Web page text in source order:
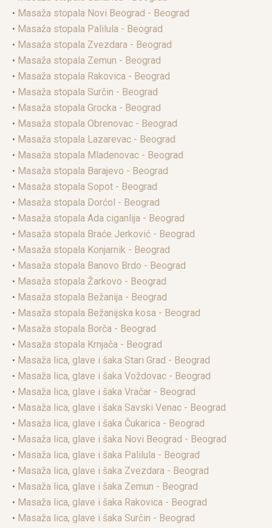
• Masaža stopala Novi Beograd - Beograd
• Masaža stopala Palilula - Beograd
• Masaža stopala Zvezdara - Beograd
• Masaža stopala Zemun - Beograd
• Masaža stopala Rakovica - Beograd
• Masaža stopala Surčin - Beograd
• Masaža stopala Grocka - Beograd
• Masaža stopala Obrenovac - Beograd
• Masaža stopala Lazarevac - Beograd
• Masaža stopala Mladenovac - Beograd
• Masaža stopala Barajevo - Beograd
• Masaža stopala Sopot - Beograd
• Masaža stopala Dorćol - Beograd
• Masaža stopala Ada ciganlija - Beograd
• Masaža stopala Braće Jerković - Beograd
• Masaža stopala Konjarnik - Beograd
• Masaža stopala Banovo Brdo - Beograd
• Masaža stopala Žarkovo - Beograd
• Masaža stopala Bežanija - Beograd
• Masaža stopala Bežanijska kosa - Beograd
• Masaža stopala Borča - Beograd
• Masaža stopala Krnjača - Beograd
• Masaža lica, glave i šaka Stari Grad - Beograd
• Masaža lica, glave i šaka Voždovac - Beograd
• Masaža lica, glave i šaka Vračar - Beograd
• Masaža lica, glave i šaka Savski Venac - Beograd
• Masaža lica, glave i šaka Čukarica - Beograd
• Masaža lica, glave i šaka Novi Beograd - Beograd
• Masaža lica, glave i šaka Palilula - Beograd
• Masaža lica, glave i šaka Zvezdara - Beograd
• Masaža lica, glave i šaka Zemun - Beograd
• Masaža lica, glave i šaka Rakovica - Beograd
• Masaža lica, glave i šaka Surčin - Beograd